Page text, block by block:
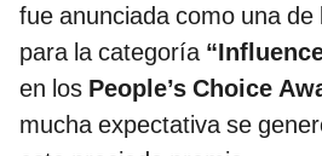
fue anunciada como una de
para la categoría
en los People’s Choice
mucha expectativa se